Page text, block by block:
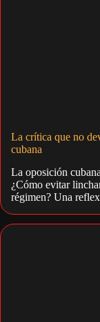
La crítica que no
cubana
La oposición
¿Cómo evitar
régimen? Una